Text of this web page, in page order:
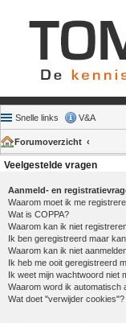
Snelle links V&A
Forumoverzicht
Veelgestelde vragen
Aanmeld- en
Waarom moet ik me
Wat is COPPA?
Waarom kan ik niet
Ik ben geregistreerd maar
Waarom kan ik niet
Ik heb me ooit geregistreerd
Ik weet mijn wachtwoord niet
Waarom word ik automatisch
Wat doet "verwijder cookies"?